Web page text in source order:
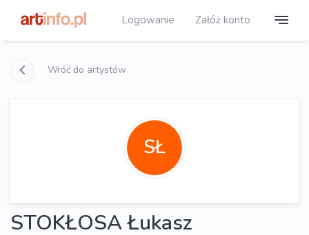
Logowanie Załóż konto
Wróć do artystów
SŁ
STOKŁOSA Łukasz